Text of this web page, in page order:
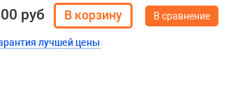
руб
лучшей цены
В сравнение